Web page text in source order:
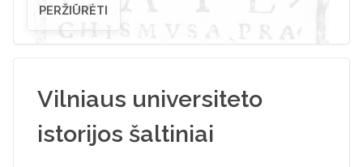
PERŽIŪRĖTI
Vilniaus universiteto
istorijos šaltiniai